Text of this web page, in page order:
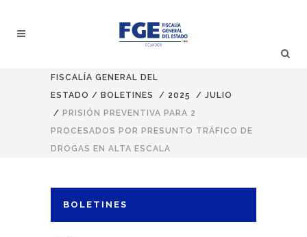
FISCALÍA GENERAL DEL
ESTADO / BOLETINES / 2025 / JULIO
/ PRISIÓN PREVENTIVA PARA 2
PROCESADOS POR PRESUNTO TRÁFICO DE
DROGAS EN ALTA ESCALA
BOLETINES